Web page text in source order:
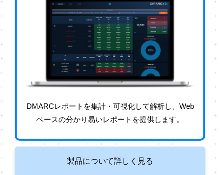
DMARCレポートを集計・可視化して解析し、Web
ベースの分かり易いレポートを提供します。
製品について詳しく見る